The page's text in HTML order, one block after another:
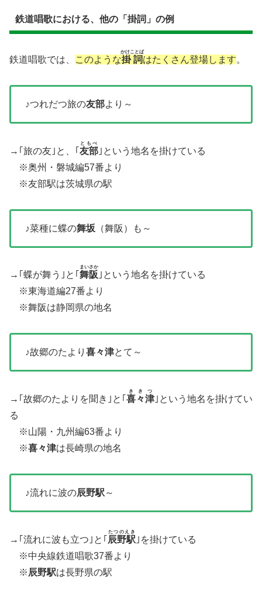
鉄道唱歌における、他の「掛詞」の例
鉄道唱歌では、 このような掛詞
かけことば
はたくさん登場します。
♪つれだつ旅の友部より～
→｢旅の友｣と、｢ 友部
ともべ
｣という地名を掛けている
※奥州・磐城編57番より
※友部駅は茨城県の駅
♪菜種に蝶の舞坂 （舞阪）も～
→｢蝶が舞う｣と｢ 舞阪
まいさか
｣という地名を掛けている
※東海道編27番より
※舞阪は静岡県の地名
♪故郷のたより 喜々津とて～
→｢故郷のたよりを聞き｣と｢ 喜々津
ききつ
｣という地名を掛けてい
る
※山陽・九州編63番より
※喜々津は長崎県の地名
♪流れに波の辰野駅 ～
→｢流れに波も立つ｣と｢ 辰野駅
たつのえき
｣を掛けている
※中央線鉄道唱歌37番より
※ 辰野駅は長野県の駅